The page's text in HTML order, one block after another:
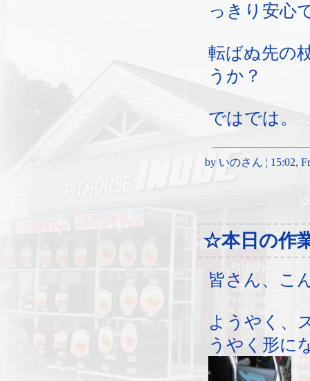
っきり安心
転ばぬ先の
うか？
ではでは。
by いのさん ¦ 15:02,
☆本日の作
皆さん、こ
ようやく、
うやく形に